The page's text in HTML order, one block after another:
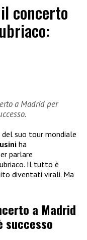
concerto
a Madrid per
suo tour mondiale
ha
parlare
Il tutto è
diventati virali. Ma
a Madrid
successo